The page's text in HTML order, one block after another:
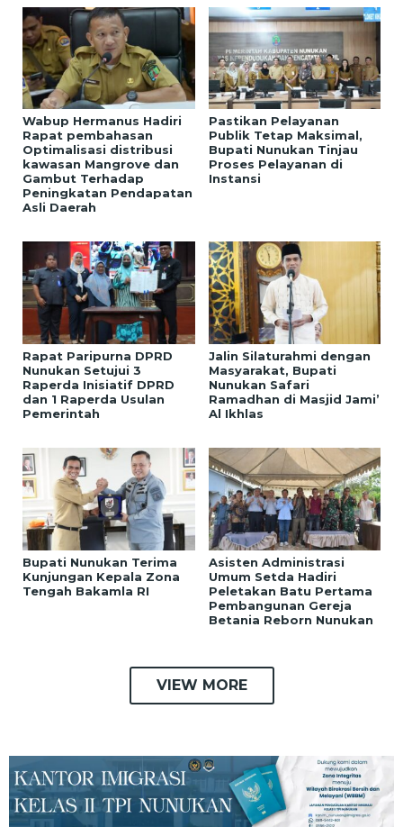
Wabup Hermanus Hadiri
Rapat pembahasan
Optimalisasi distribusi
kawasan Mangrove dan
Gambut Terhadap
Peningkatan Pendapatan
Asli Daerah
Pastikan Pelayanan
Publik Tetap Maksimal,
Bupati Nunukan Tinjau
Proses Pelayanan di
Instansi
Rapat Paripurna DPRD
Nunukan Setujui 3
Raperda Inisiatif DPRD
dan 1 Raperda Usulan
Pemerintah
Jalin Silaturahmi dengan
Masyarakat, Bupati
Nunukan Safari
Ramadhan di Masjid Jami’
Al Ikhlas
Bupati Nunukan Terima
Kunjungan Kepala Zona
Tengah Bakamla RI
Asisten Administrasi
Umum Setda Hadiri
Peletakan Batu Pertama
Pembangunan Gereja
Betania Reborn Nunukan
VIEW MORE